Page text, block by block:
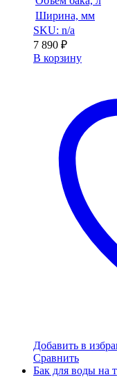
Ширина, мм
SKU: n/a
7 890 ₽
В корзину
Добавить в
Сравнить
Бак для воды на